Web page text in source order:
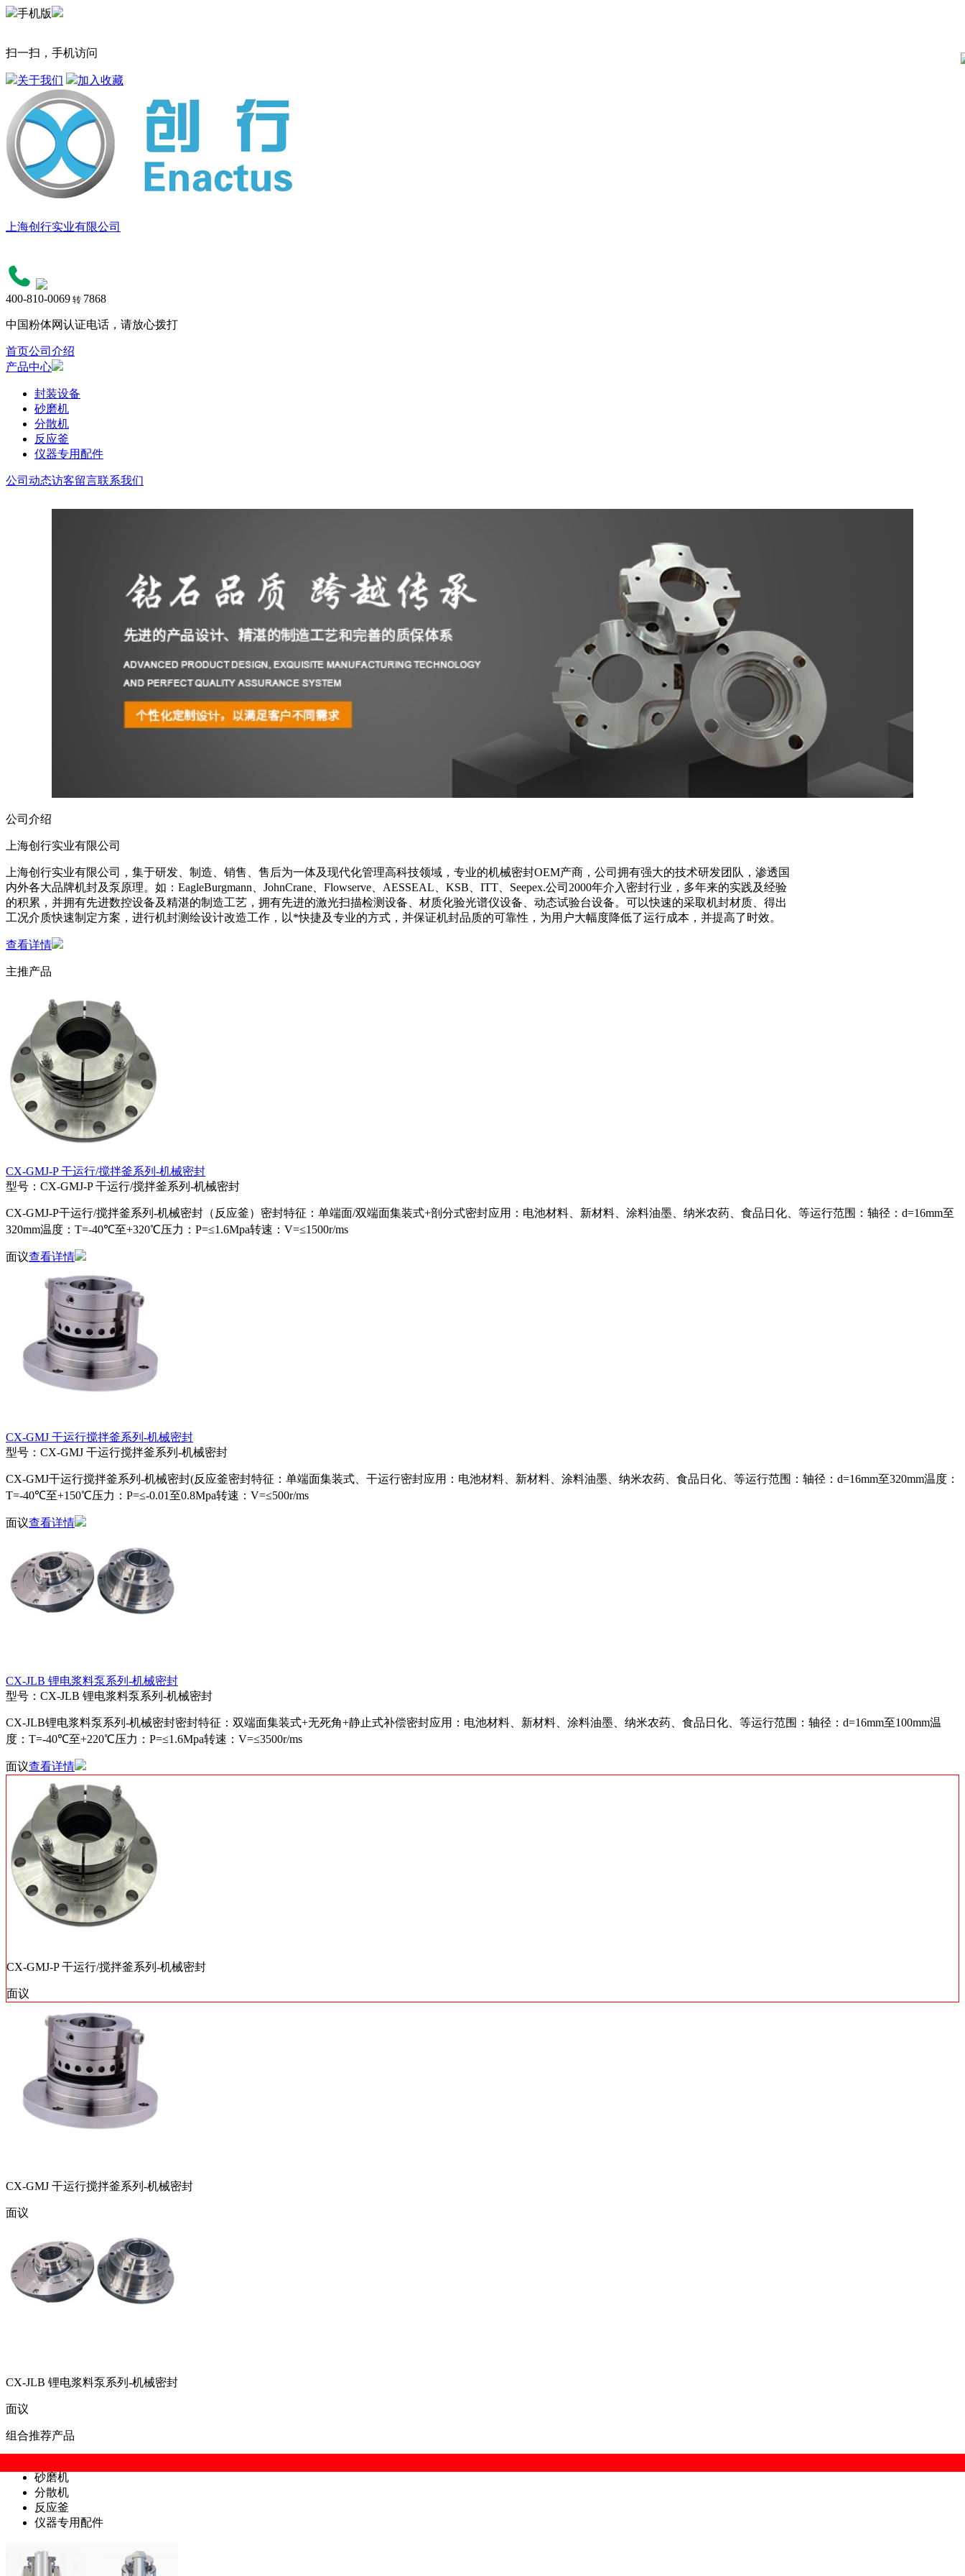
手机版
扫一扫，手机访问
关于我们 加入收藏
上海创行实业有限公司
400-810-0069 转 7868
中国粉体网认证电话，请放心拨打
首页公司介绍
产品中心
封装设备
砂磨机
分散机
反应釜
仪器专用配件
公司动态访客留言联系我们
公司介绍
上海创行实业有限公司
上海创行实业有限公司，集于研发、制造、销售、售后为一体及现代化管理高科技领域，专业的机械密封OEM产商，公司拥有强大的技术研发团队，渗透国
内外各大品牌机封及泵原理。如：EagleBurgmann、JohnCrane、Flowserve、AESSEAL、KSB、ITT、Seepex.公司2000年介入密封行业，多年来的实践及经验
的积累，并拥有先进数控设备及精湛的制造工艺，拥有先进的激光扫描检测设备、材质化验光谱仪设备、动态试验台设备。可以快速的采取机封材质、得出
工况介质快速制定方案，进行机封测绘设计改造工作，以*快捷及专业的方式，并保证机封品质的可靠性，为用户大幅度降低了运行成本，并提高了时效。
查看详情
主推产品
CX-GMJ-P 干运行/搅拌釜系列-机械密封
型号：CX-GMJ-P 干运行/搅拌釜系列-机械密封
CX-GMJ-P干运行/搅拌釜系列-机械密封（反应釜）密封特征：单端面/双端面集装式+剖分式密封应用：电池材料、新材料、涂料油墨、纳米农药、食品日化、等运行范围：轴径：d=16mm至
320mm温度：T=-40℃至+320℃压力：P=≤1.6Mpa转速：V=≤1500r/ms
面议查看详情
CX-GMJ 干运行搅拌釜系列-机械密封
型号：CX-GMJ 干运行搅拌釜系列-机械密封
CX-GMJ干运行搅拌釜系列-机械密封(反应釜密封特征：单端面集装式、干运行密封应用：电池材料、新材料、涂料油墨、纳米农药、食品日化、等运行范围：轴径：d=16mm至320mm温度：
T=-40℃至+150℃压力：P=≤-0.01至0.8Mpa转速：V=≤500r/ms
面议查看详情
CX-JLB 锂电浆料泵系列-机械密封
型号：CX-JLB 锂电浆料泵系列-机械密封
CX-JLB锂电浆料泵系列-机械密封密封特征：双端面集装式+无死角+静止式补偿密封应用：电池材料、新材料、涂料油墨、纳米农药、食品日化、等运行范围：轴径：d=16mm至100mm温
度：T=-40℃至+220℃压力：P=≤1.6Mpa转速：V=≤3500r/ms
面议查看详情
CX-GMJ-P 干运行/搅拌釜系列-机械密封
面议
CX-GMJ 干运行搅拌釜系列-机械密封
面议
CX-JLB 锂电浆料泵系列-机械密封
面议
组合推荐产品
砂磨机
分散机
反应釜
仪器专用配件